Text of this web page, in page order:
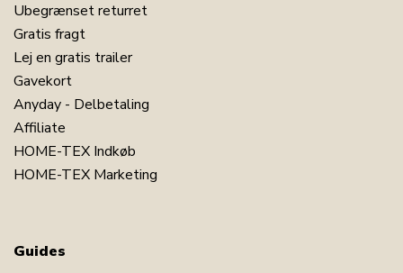
Læs vores rullemadras guide
Se vores store udvalg af lagner 160x200
Se vores udvalg af topmadrasser
Ubegrænset returret
Gratis fragt
Lej en gratis trailer
Gavekort
Anyday - Delbetaling
Affiliate
HOME-TEX Indkøb
HOME-TEX Marketing
Guides